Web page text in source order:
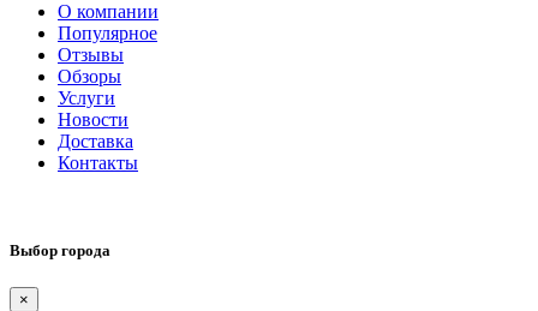
О компании
Популярное
Отзывы
Обзоры
Услуги
Новости
Доставка
Контакты
Выбор города
×